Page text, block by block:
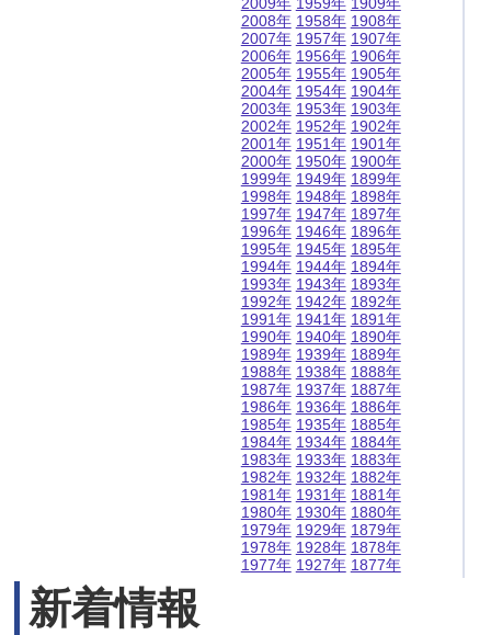
2008年
2007年
2006年
2005年
2004年
2003年
2002年
2001年
2000年
1999年
1998年
1997年
1996年
1995年
1994年
1993年
1992年
1991年
1990年
1989年
1988年
1987年
1986年
1985年
1984年
1983年
1982年
1981年
1980年
1979年
1978年
1977年
1958年
1957年
1956年
1955年
1954年
1953年
1952年
1951年
1950年
1949年
1948年
1947年
1946年
1945年
1944年
1943年
1942年
1941年
1940年
1939年
1938年
1937年
1936年
1935年
1934年
1933年
1932年
1931年
1930年
1929年
1928年
1927年
1908年
1907年
1906年
1905年
1904年
1903年
1902年
1901年
1900年
1899年
1898年
1897年
1896年
1895年
1894年
1893年
1892年
1891年
1890年
1889年
1888年
1887年
1886年
1885年
1884年
1883年
1882年
1881年
1880年
1879年
1878年
1877年
新着情報